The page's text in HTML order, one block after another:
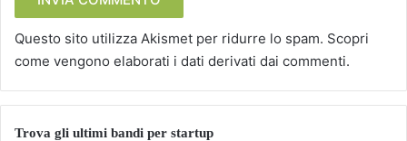
Questo sito utilizza Akismet per ridurre lo spam. Scopri
come vengono elaborati i dati derivati dai commenti.
Trova gli ultimi bandi per startup